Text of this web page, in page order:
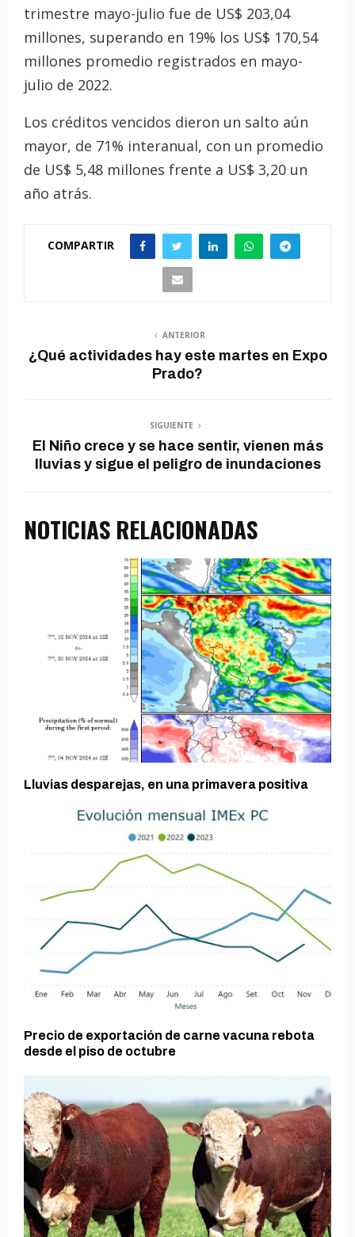
trimestre mayo-julio fue de US$ 203,04
millones, superando en 19% los US$ 170,54
millones promedio registrados en mayo-
julio de 2022.
Los créditos vencidos dieron un salto aún
mayor, de 71% interanual, con un promedio
de US$ 5,48 millones frente a US$ 3,20 un
año atrás.
COMPARTIR
ANTERIOR
¿Qué actividades hay este martes en Expo
Prado?
SIGUIENTE
El Niño crece y se hace sentir, vienen más
lluvias y sigue el peligro de inundaciones
NOTICIAS RELACIONADAS
Lluvias desparejas, en una primavera positiva
Precio de exportación de carne vacuna rebota
desde el piso de octubre